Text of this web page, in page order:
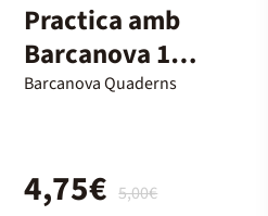
Practica amb
Barcanova 12.
Comprensió
Barcanova Quaderns
5,00€
4,75€